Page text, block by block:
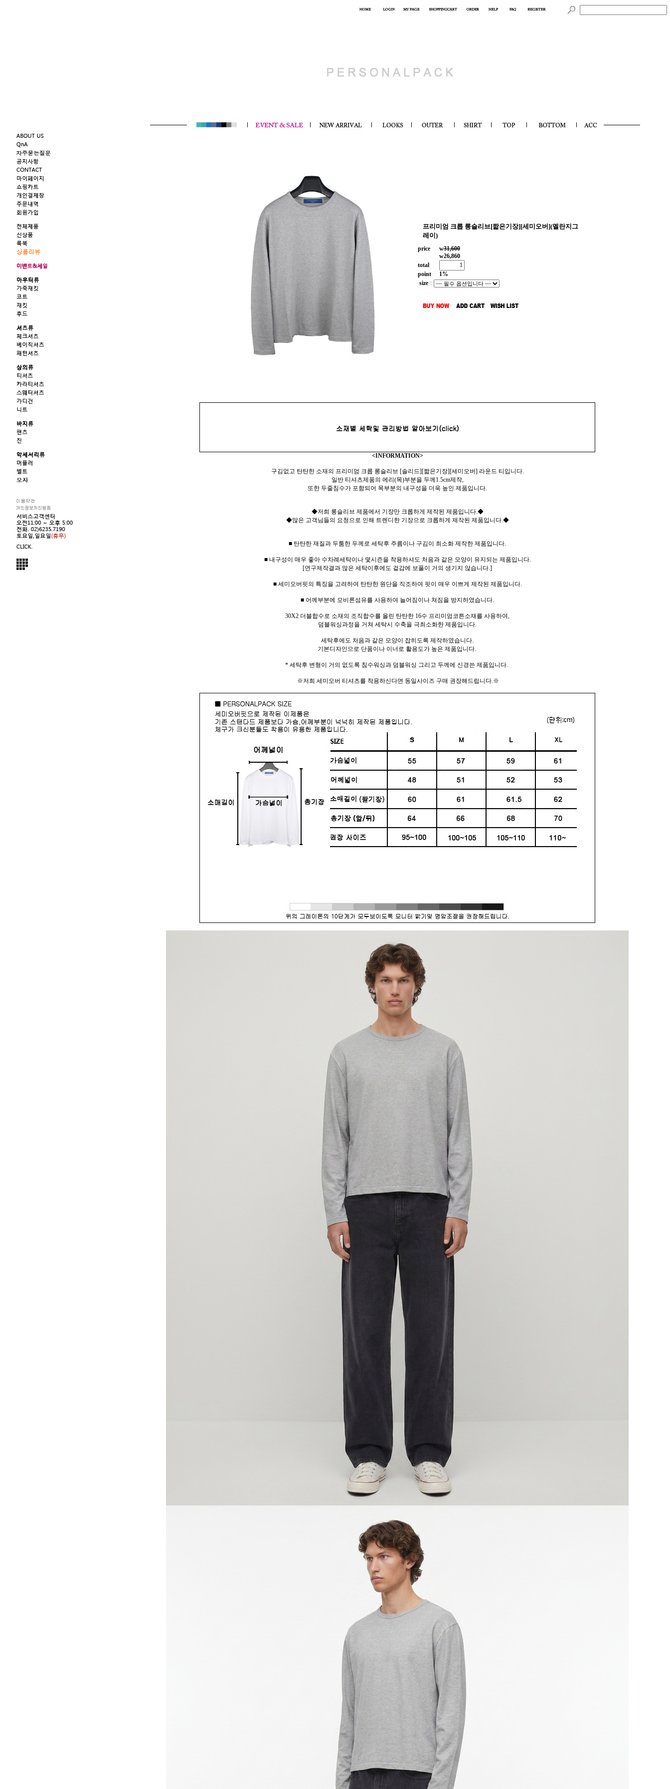
프리미엄 크롭 롱슬리브[짧은기장][세미오버](멜란지그
레이)
price w31,600
w26,860
total
point
1%
size :
<INFORMATION>
구김없고 탄탄한 소재의 프리미엄 크롭 롱슬리브 [솔리드][짧은기장][세미오버] 라운드 티입니다.
일반 티셔츠제품의 에리(목)부분을 두께1.5cm제작,
또한 두줄침수가 포함되어 목부분의 내구성을 더욱 높인 제품입니다.
◆저희 롱슬리브 제품에서 기장만 크롭하게 제작된 제품입니다.◆
◆많은 고객님들의 요청으로 인해 트렌디한 기장으로 크롭하게 제작된 제품입니다.◆
■ 탄탄한 재질과 두툼한 두께로 세탁후 주름이나 구김이 최소화 제작한 제품입니다.
■ 내구성이 매우 좋아 수차례세탁이나 몇시즌을 착용하셔도 처음과 같은 모양이 유지되는 제품입니다.
[연구제작결과 많은 세탁이후에도 겉감에 보풀이 거의 생기지 않습니다.]
■ 세미오버핏의 특징을 고려하여 탄탄한 원단을 직조하여 핏이 매우 이쁘게 제작된 제품입니다.
■ 어께부분에 모비론섬유를 사용하여 늘어짐이나 쳐짐을 방지하였습니다.
30X2 더블합수로 소재의 조직합수를 올린 탄탄한 16수 프리미엄코튼소재를 사용하여,
덤블워싱과정을 거쳐 세탁시 수축을 극최소화한 제품입니다.
세탁후에도 처음과 같은 모양이 잡히도록 제작하였습니다.
기본디자인으로 단품이나 이너로 활용도가 높은 제품입니다.
* 세탁후 변형이 거의 없도록 침수워싱과 덤블워싱 그리고 두께에 신경쓴 제품입니다.
※저희 세미오버 티셔츠를 착용하신다면 동일사이즈 구매 권장해드립니다.※